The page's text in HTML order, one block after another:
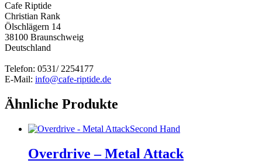
Cafe Riptide
Christian Rank
Ölschlägern 14
38100 Braunschweig
Deutschland
Telefon: 0531/ 2254177
E-Mail: info@cafe-riptide.de
Ähnliche Produkte
Second Hand
Overdrive – Metal Attack